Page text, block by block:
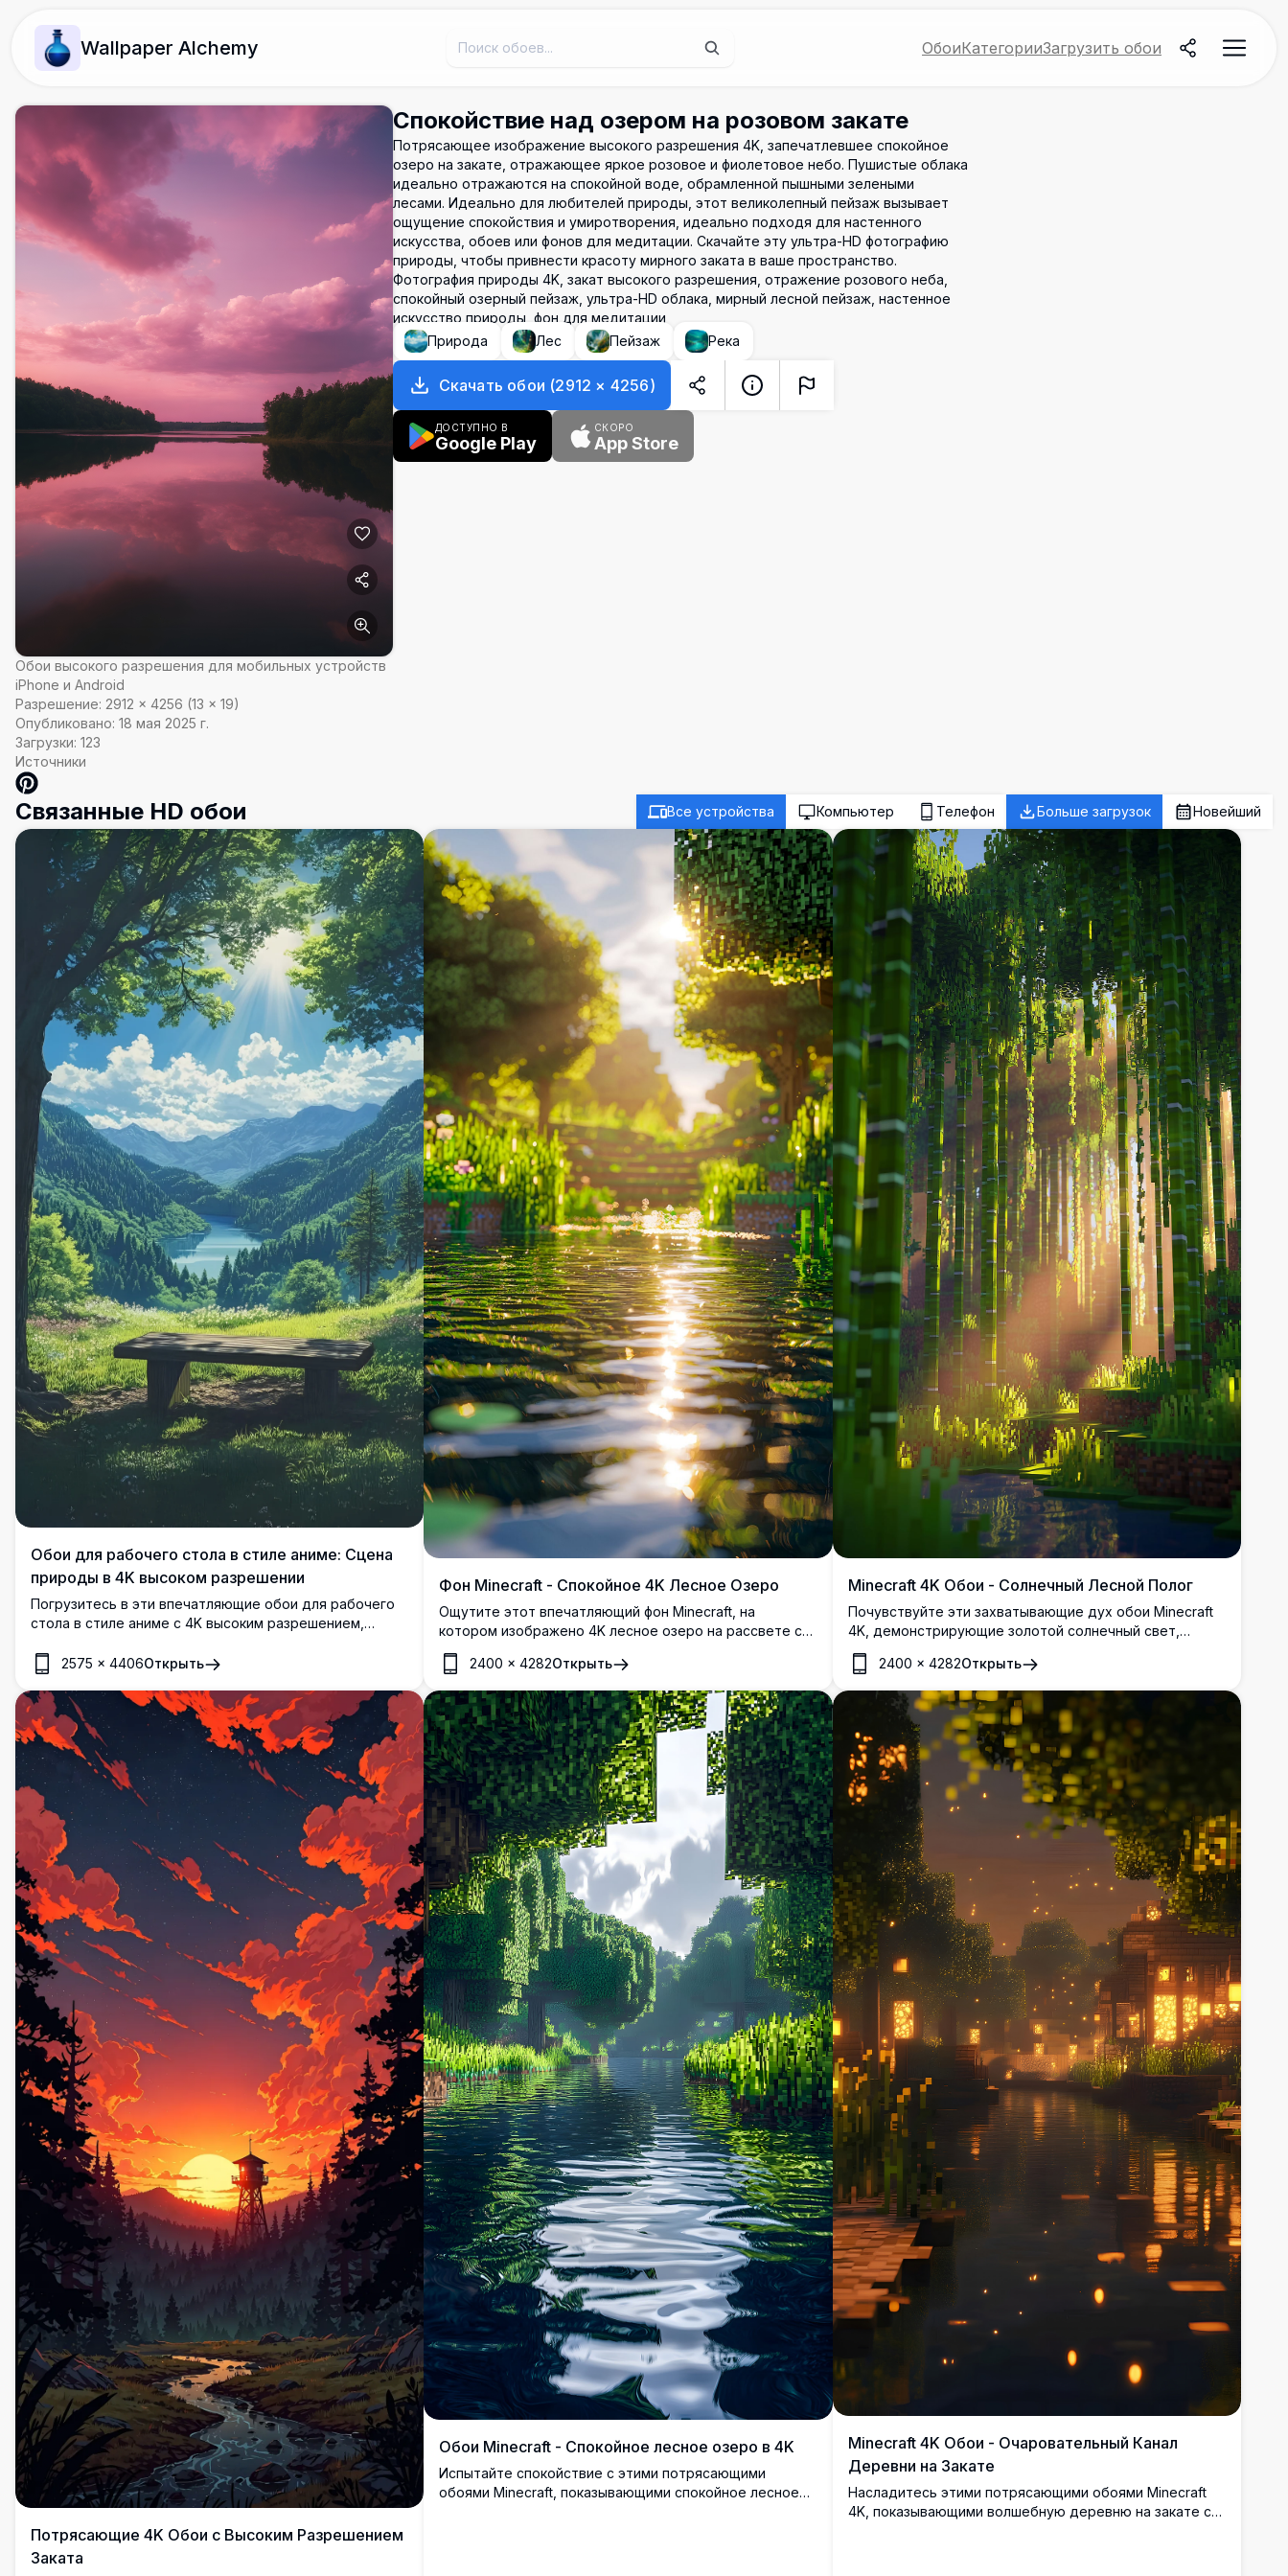
Wallpaper Alchemy ОбоиКатегорииЗагрузить обои
Обои высокого разрешения для мобильных устройств
iPhone и Android
Разрешение: 2912 × 4256 (13 × 19)
Опубликовано: 18 мая 2025 г.
Загрузки: 123
Источники
Спокойствие над озером на розовом закате
Потрясающее изображение высокого разрешения 4K, запечатлевшее спокойное
озеро на закате, отражающее яркое розовое и фиолетовое небо. Пушистые облака
идеально отражаются на спокойной воде, обрамленной пышными зелеными
лесами. Идеально для любителей природы, этот великолепный пейзаж вызывает
ощущение спокойствия и умиротворения, идеально подходя для настенного
искусства, обоев или фонов для медитации. Скачайте эту ультра-HD фотографию
природы, чтобы привнести красоту мирного заката в ваше пространство.
Фотография природы 4K, закат высокого разрешения, отражение розового неба,
спокойный озерный пейзаж, ультра-HD облака, мирный лесной пейзаж, настенное
искусство природы, фон для медитации
Природа
Лес Пейзаж Река
Скачать обои (2912 × 4256)
ДОСТУПНО В
Google Play
СКОРО
App Store
Связанные HD обои Все устройства Компьютер Телефон Больше загрузок Новейший
Обои для рабочего стола в стиле аниме: Сцена
природы в 4K высоком разрешении
Погрузитесь в эти впечатляющие обои для рабочего
стола в стиле аниме с 4K высоким разрешением,
Спокойное озеро уютно расположено между пышными
деревьями и сияющим солнцем, отбрасывающим
золотистые лучи. Деревянная скамейка приглашает к
мирному созерцанию, смешивая живые цвета и
детализированное искусство. Идеально подходит для
улучшения экрана вашего компьютера или мобильного
устройства с его захватывающими,
высококачественными визуальными эффектами.
2575 × 4406Открыть
Фон Minecraft - Спокойное 4K Лесное Озеро
Ощутите этот впечатляющий фон Minecraft, на
котором изображено 4K лесное озеро на рассвете с
высоким разрешением. Пышные зеленые деревья и
яркая флора окружают мерцающую воду, отражая
золотистый солнечный свет. Идеально для геймеров,
этот детализированный пейзаж улучшает ваш рабочий
стол или мобильный экран своим захватывающим,
блочным очарованием.
2400 ×4282Открыть
Minecraft 4K Обои - Солнечный Лесной Полог
Почувствуйте эти захватывающие дух обои Minecraft
4K, демонстрирующие золотой солнечный свет,
проникающий сквозь пышный лесной полог.
Изображение высокого разрешения передает
волшебное взаимодействие света и теней среди
высоких деревьев, создавая безмятежную и
погружающую лесную атмосферу.
2400 × 4282Открыть
Потрясающие 4K Обои с Высоким Разрешением
Заката
Обои Minecraft - Спокойное лесное озеро в 4K
Испытайте спокойствие с этими потрясающими
обоями Minecraft, показывающими спокойное лесное
Minecraft 4K Обои - Очаровательный Канал
Деревни на Закате
Насладитесь этими потрясающими обоями Minecraft
4K, показывающими волшебную деревню на закате со